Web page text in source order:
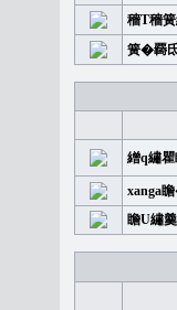
穡T穡
簧�覉
繒q繡
xanga
瞻U繡